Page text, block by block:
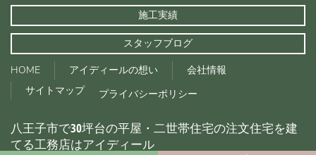
施工実績
スタッフブログ
HOME
アイディールの想い
会社情報
サイトマップ
プライバシーポリシー
八王子市で30坪台の平屋・二世帯住宅の注文住宅を建
てる工務店はアイディール